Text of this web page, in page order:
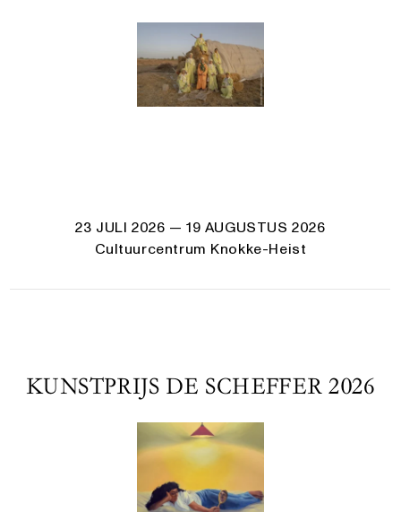
23 JULI 2026 — 19 AUGUSTUS 2026
Cultuurcentrum Knokke-Heist
KUNSTPRIJS DE SCHEFFER 2026